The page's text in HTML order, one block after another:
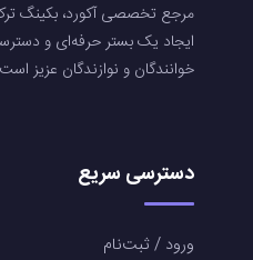
مرجع تخصصی آکورد، بکینگ
ایجاد یک بستر حرفه‌ای و
خوانندگان و نوازندگان عزیز
دسترسی سریع
ورود / ثبت‌نام